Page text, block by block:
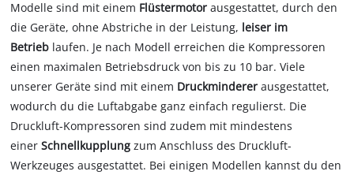
Modelle sind mit einem Flüstermotorausgestattet, durch den
die Geräte, ohne Abstriche in der Leistung, leiser im
Betrieb laufen. Je nach Modell erreichen die Kompressoren
einen maximalen Betriebsdruck von bis zu 10 bar. Viele
unserer Geräte sind mit einem Druckmindererausgestattet,
wodurch du die Luftabgabe ganz einfach regulierst. Die
Druckluft-Kompressoren sind zudem mit mindestens
einerSchnellkupplungzum Anschluss des Druckluft-
Werkzeuges ausgestattet. Bei einigen Modellen kannst du den